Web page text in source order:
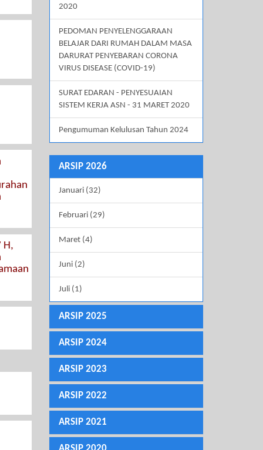
H,
2020
PEDOMAN PENYELENGGARAAN
BELAJAR DARI RUMAH DALAM MASA
DARURAT PENYEBARAN CORONA
VIRUS DISEASE (COVID-19)
SURAT EDARAN - PENYESUAIAN
SISTEM KERJA ASN - 31 MARET 2020
Pengumuman Kelulusan Tahun 2024
ARSIP 2026
Januari (32)
Februari (29)
Maret (4)
Juni (2)
Juli (1)
ARSIP 2025
ARSIP 2024
ARSIP 2023
ARSIP 2022
ARSIP 2021